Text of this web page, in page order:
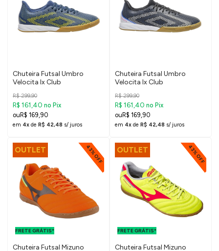
Chuteira Futsal Umbro
Velocita Ix Club
R$ 299,90
R$ 161,40 no Pix
R$ 169,90
em 4x de R$ 42,48 s/ juros
Chuteira Futsal Umbro
Velocita Ix Club
R$ 299,90
R$ 161,40 no Pix
R$ 169,90
em 4x de R$ 42,48 s/ juros
OUTLET 43% OFF
FRETE GRÁTIS*
FRETE GRÁTIS
Chuteira Futsal Mizuno
OUTLET 43% OFF
FRETE GRÁTIS*
FRETE GRÁTIS
Chuteira Futsal Mizuno